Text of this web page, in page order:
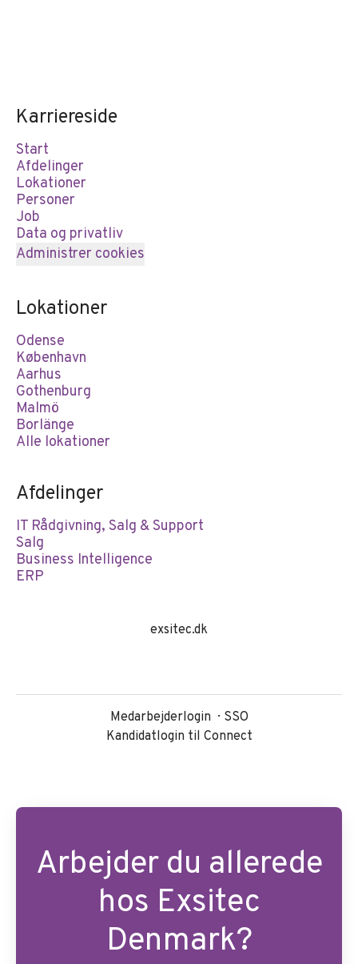
Karriereside
Start
Afdelinger
Lokationer
Personer
Job
Data og privatliv
Administrer cookies
Lokationer
Odense
København
Aarhus
Gothenburg
Malmö
Borlänge
Alle lokationer
Afdelinger
IT Rådgivning, Salg & Support
Salg
Business Intelligence
ERP
exsitec.dk
Medarbejderlogin
SSO
Kandidatlogin til Connect
Arbejder du allerede
hos Exsitec
Denmark?